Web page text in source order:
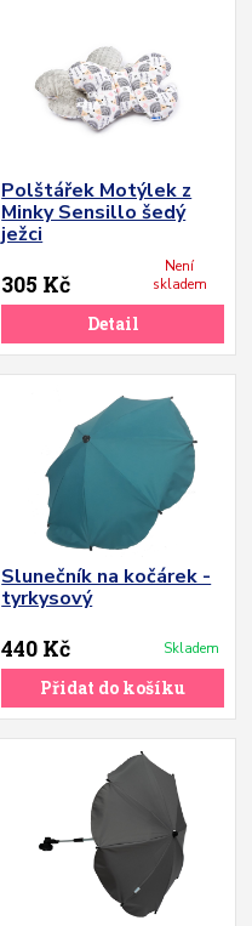
Polštářek Motýlek z
Minky Sensillo šedý
ježci
305 Kč
Není
skladem
Detail
Slunečník na kočárek -
tyrkysový
440 Kč Skladem
Přidat do košíku